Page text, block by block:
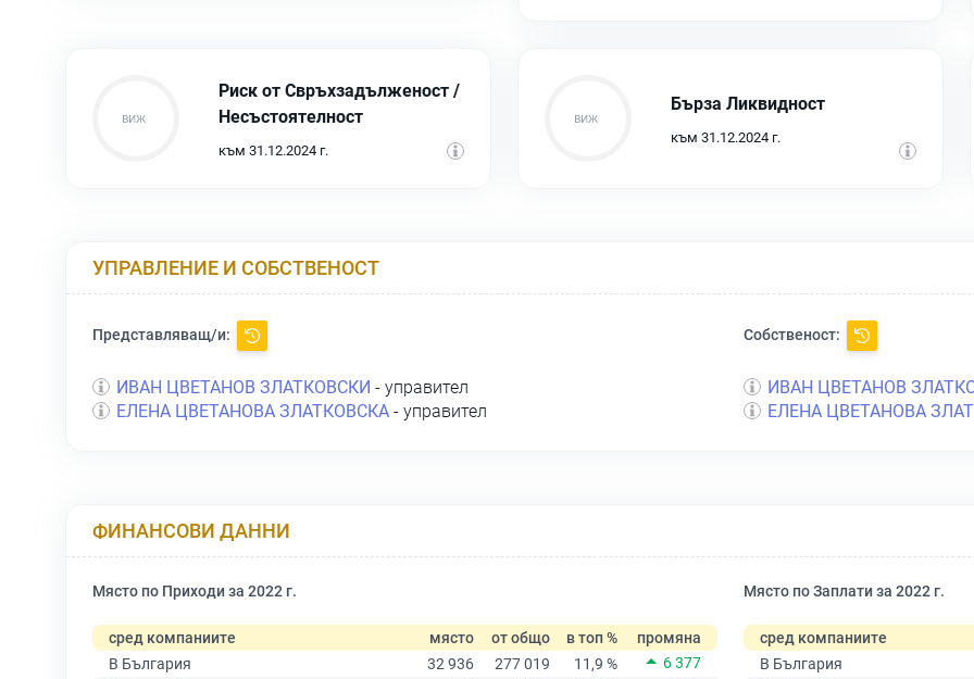
Риск от Свръхзадълженост /
Несъстоятелност
към 31.12.2024 г.
Бърза Ликвидност
към 31.12.2024 г.
УПРАВЛЕНИЕ И СОБСТВЕНОСТ
Представляващ/и:
ИВАН ЦВЕТАНОВ ЗЛАТКОВСКИ - управител
ЕЛЕНА ЦВЕТАНОВА ЗЛАТКОВСКА - управител
Собственост:
ИВАН ЦВЕТАНОВ
ЕЛЕНА ЦВЕТАНОВА
ФИНАНСОВИ ДАННИ
Място по Приходи за 2022 г.
сред компаниите място от общо в топ %
промяна
В България
32 936 277 019 11,9 %
6 377
Място по Заплати за 2022 г.
сред компаниите
В България